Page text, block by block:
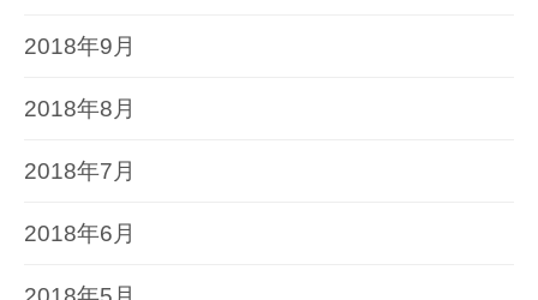
2018年9月
2018年8月
2018年7月
2018年6月